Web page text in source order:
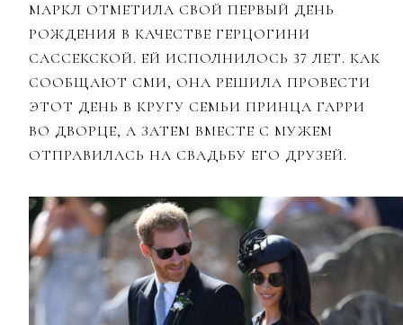
МАРКЛ ОТМЕТИЛА СВОЙ ПЕРВЫЙ ДЕНЬ
РОЖДЕНИЯ В КАЧЕСТВЕ ГЕРЦОГИНИ
САССЕКСКОЙ. ЕЙ ИСПОЛНИЛОСЬ 37 ЛЕТ. КАК
СООБЩАЮТ СМИ, ОНА РЕШИЛА ПРОВЕСТИ
ЭТОТ ДЕНЬ В КРУГУ СЕМЬИ ПРИНЦА ГАРРИ
ВО ДВОРЦЕ, А ЗАТЕМ ВМЕСТЕ С МУЖЕМ
ОТПРАВИЛАСЬ НА СВАДЬБУ ЕГО ДРУЗЕЙ.